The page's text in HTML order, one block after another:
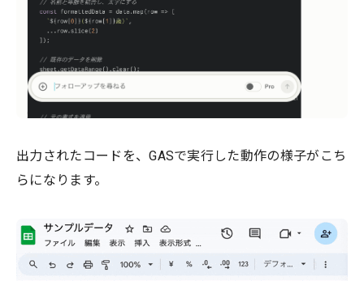
出力されたコードを、GASで実行した動作の様子がこち
らになります。